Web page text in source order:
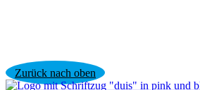
Zurück nach oben